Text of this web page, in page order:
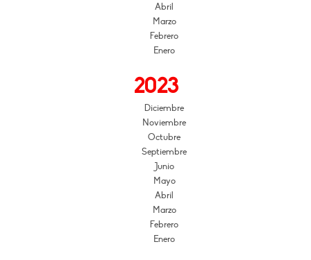
Abril
Marzo
Febrero
Enero
2023
Diciembre
Noviembre
Octubre
Septiembre
Junio
Mayo
Abril
Marzo
Febrero
Enero